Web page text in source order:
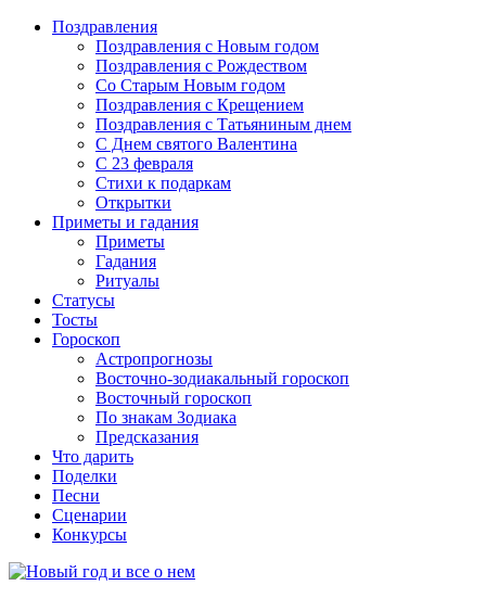
Поздравления
Поздравления с Новым годом
Поздравления с Рождеством
Со Старым Новым годом
Поздравления с Крещением
Поздравления с Татьяниным днем
С Днем святого Валентина
C 23 февраля
Стихи к подаркам
Открытки
Приметы и гадания
Приметы
Гадания
Ритуалы
Статусы
Тосты
Гороскоп
Астропрогнозы
Восточно-зодиакальный гороскоп
Восточный гороскоп
По знакам Зодиака
Предсказания
Что дарить
Поделки
Песни
Сценарии
Конкурсы